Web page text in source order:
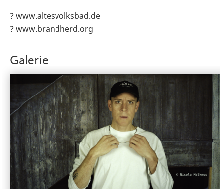
? www.altesvolksbad.de
? www.brandherd.org
Galerie